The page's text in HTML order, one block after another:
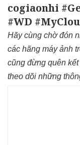
cogiaonhi
#WD
Hãy cùng chờ đón
các hãng máy ảnh
cũng đừng quên
theo dõi những